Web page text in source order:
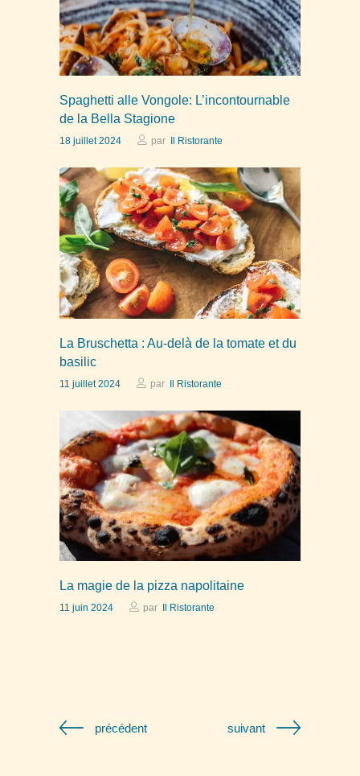
Spaghetti alle Vongole: L’incontournable
de la Bella Stagione
18 juillet 2024 par Il Ristorante
La Bruschetta : Au-delà de la tomate et du
basilic
11 juillet 2024 par Il Ristorante
La magie de la pizza napolitaine
11 juin 2024 par Il Ristorante
précédent suivant